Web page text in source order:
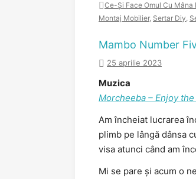
Ce-Și Face Omul Cu Mâna
Montaj Mobilier, Sertar Diy,
Mambo Number
25 aprilie 2023
Muzica
Morcheeba – Enjoy
Am încheiat lucrarea
plimb pe lângă dânsa
visa atunci când am
Mi se pare și acum o